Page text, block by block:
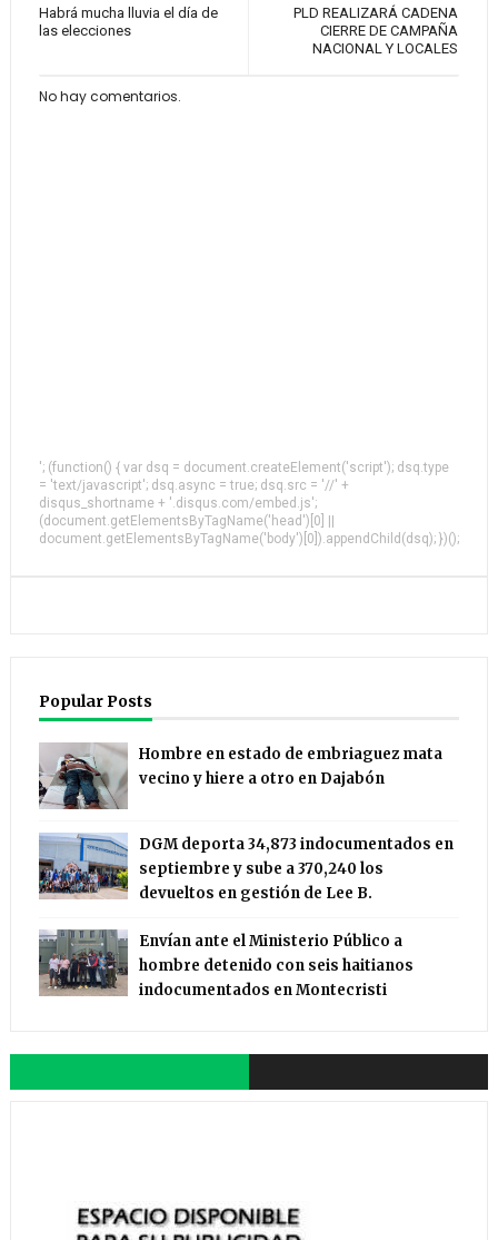
PLD REALIZARÁ CADENA
CIERRE DE CAMPAÑA
NACIONAL Y LOCALES
Habrá mucha lluvia el día de
las elecciones
No hay comentarios.
'; (function() { var dsq = document.createElement('script'); dsq.type
= 'text/javascript'; dsq.async = true; dsq.src = '//' +
disqus_shortname + '.disqus.com/embed.js';
(document.getElementsByTagName('head')[0] ||
document.getElementsByTagName('body')[0]).appendChild(dsq); })();
Popular Posts
Hombre en estado de embriaguez mata
vecino y hiere a otro en Dajabón
DGM deporta 34,873 indocumentados en
septiembre y sube a 370,240 los
devueltos en gestión de Lee B.
Envían ante el Ministerio Público a
hombre detenido con seis haitianos
indocumentados en Montecristi